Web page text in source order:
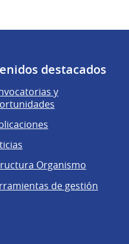
destacados
y
Organismo
de gestión